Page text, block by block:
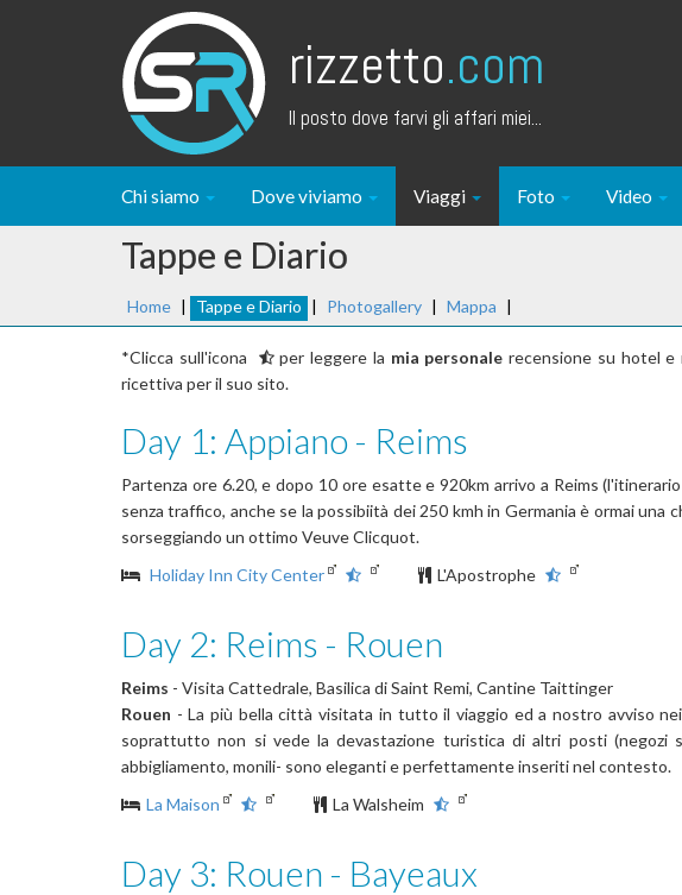
rizzetto.com
Il posto dove farvi gli affari miei...
Chi siamo Dove viviamo Viaggi Foto Video
Tappe e Diario
Home | Tappe e Diario | Photogallery | Mappa |
*Clicca sull'icona per leggere la mia personale recensione su hotel
ricettiva per il suo sito.
Day 1: Appiano - Reims
Partenza ore 6.20, e dopo 10 ore esatte e 920km arrivo a Reims
senza traffico, anche se la possibiità dei 250 kmh in Germania è ormai
sorseggiando un ottimo Veuve Clicquot.
Holiday Inn City Center
L'Apostrophe
Day 2: Reims - Rouen
Reims - Visita Cattedrale, Basilica di Saint Remi, Cantine Taittinger
Rouen - La più bella città visitata in tutto il viaggio ed a nostro avviso
soprattutto non si vede la devastazione turistica di altri posti (negozi
abbigliamento, monili- sono eleganti e perfettamente inseriti nel contesto.
La Maison
La Walsheim
Day 3: Rouen - Bayeaux